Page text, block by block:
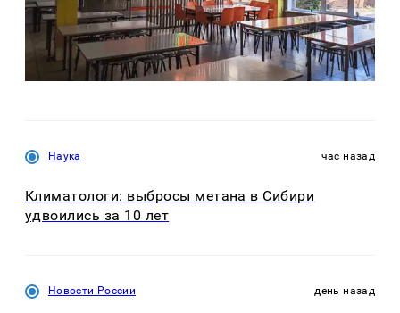
Наука час назад
Климатологи: выбросы метана в Сибири
удвоились за 10 лет
Новости России день назад